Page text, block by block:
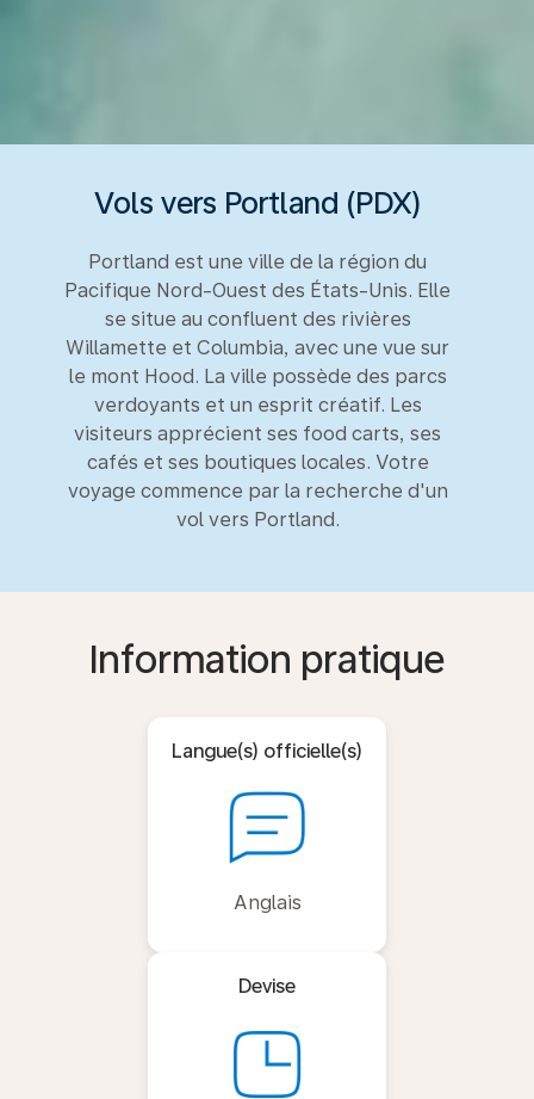
Vols vers Portland (PDX)
Portland est une ville de la région du
Pacifique Nord-Ouest des États-Unis. Elle
se situe au confluent des rivières
Willamette et Columbia, avec une vue sur
le mont Hood. La ville possède des parcs
verdoyants et un esprit créatif. Les
visiteurs apprécient ses food carts, ses
cafés et ses boutiques locales. Votre
voyage commence par la recherche d'un
vol vers Portland.
Information pratique
Langue(s) officielle(s)
Anglais
Devise